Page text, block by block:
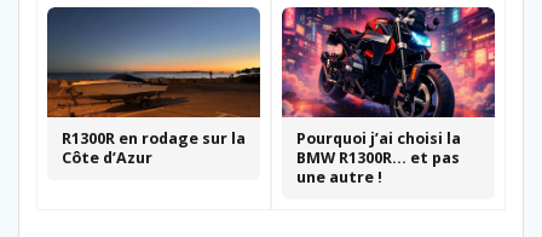
R1300R en rodage sur la
Côte d’Azur
Pourquoi j’ai choisi la
BMW R1300R… et pas
une autre !